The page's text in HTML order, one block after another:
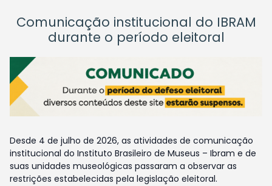
Comunicação institucional do IBRAM
durante o período eleitoral
Desde 4 de julho de 2026, as atividades de comunicação
institucional do Instituto Brasileiro de Museus – Ibram e de
suas unidades museológicas passaram a observar as
restrições estabelecidas pela legislação eleitoral.